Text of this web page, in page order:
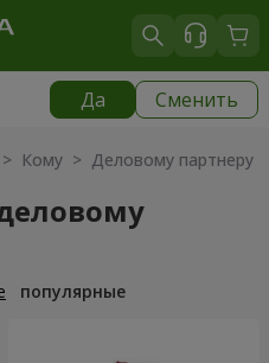
Да Сменить
> Кому > Деловому партнеру
популярные